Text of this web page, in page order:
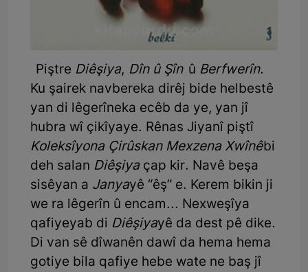
Piştre Diêşiya, Dîn û Şîn û Berfwerîn.
Ku şairek navbereka dirêj bide helbestê
yan di lêgerîneka ecêb da ye, yan jî
hubra wî çikîyaye. Rênas Jiyanî piştî
Koleksîyona Çirûskan Mexzena Xwînêbi
deh salan Diêşiya çap kir. Navê beşa
sisêyan a Janyayê “êş” e. Kerem bikin ji
we ra lêgerîn û encam... Nexweşîya
qafiyeyab di Diêşiyayê da dest pê dike.
Di van sê dîwanên dawî da hema hema
gotiye bila qafiye hebe wate ne baş jî